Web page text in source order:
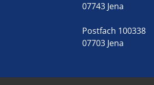
07743 Jena
Postfach 100338
07703 Jena